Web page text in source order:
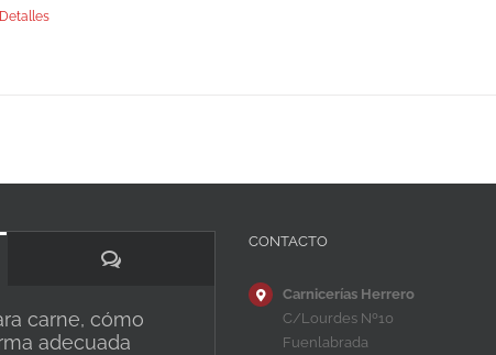
Detalles
Comentarios
carne, cómo
adecuada
CONTACTO
Carnicerías Herrero
C/Lourdes Nº10
Fuenlabrada